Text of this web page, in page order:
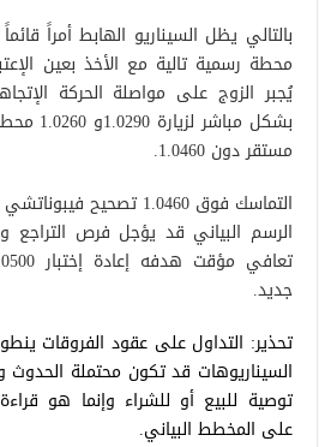
يُجبر الزوج على مواصلة الحركة
بشكل
مستقر دون 1.0460.
الرسم البياني قد يؤجل فرص
جديد.
تحذير: التداول على عقود الفروقات
السيناريوهات قد تكون محتملة
توصية للبيع أو للشراء وإنما هو
على المخطط البياني.